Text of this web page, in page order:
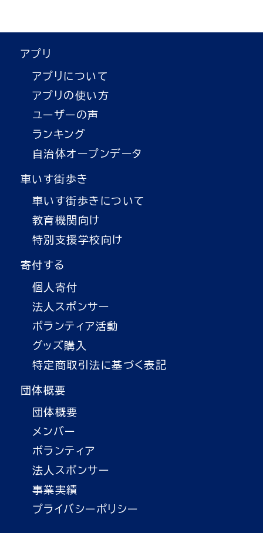
アプリ
アプリについて
アプリの使い方
ユーザーの声
ランキング
自治体オープンデータ
車いす街歩き
車いす街歩きについて
教育機関向け
特別支援学校向け
寄付する
個人寄付
法人スポンサー
ボランティア活動
グッズ購入
特定商取引法に基づく表記
団体概要
団体概要
メンバー
ボランティア
法人スポンサー
事業実績
プライバシーポリシー